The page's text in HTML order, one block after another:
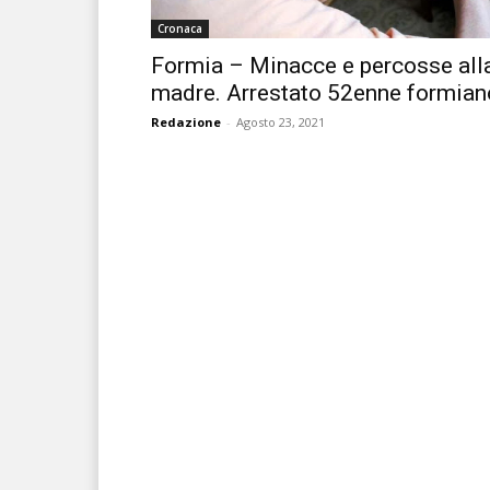
Cronaca
Formia – Minacce e percosse
madre. Arrestato 52enne
Redazione - Agosto 23, 2021